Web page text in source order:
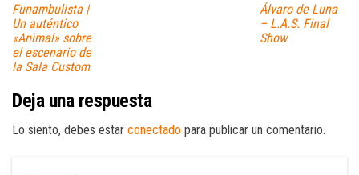
Funambulista |
Un auténtico
«Animal» sobre
el escenario de
la Sala Custom
Álvaro de Luna
– L.A.S. Final
Show
Deja una respuesta
Lo siento, debes estar conectado para publicar un comentario.